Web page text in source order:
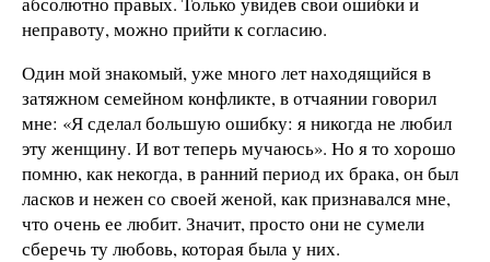
неправоту, можно прийти к согласию.
Один мой знакомый, уже много лет находящийся в
затяжном семейном конфликте, в отчаянии говорил
мне: «Я сделал большую ошибку: я никогда не любил
эту женщину. И вот теперь мучаюсь». Но я то хорошо
помню, как некогда, в ранний период их брака, он был
ласков и нежен со своей женой, как признавался мне,
что очень ее любит. Значит, просто они не сумели
сберечь ту любовь, которая была у них.